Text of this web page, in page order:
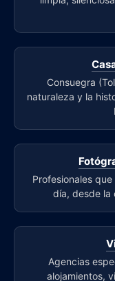
Consuegra
naturaleza y la
Profesionales
día, desde la
Agencias
alojamientos,